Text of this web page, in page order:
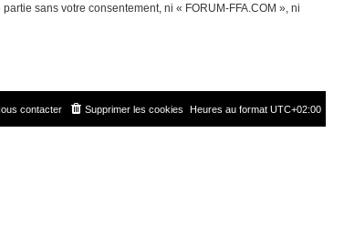
sans votre consentement, ni « FORUM-FFA.COM », ni
Heures au format UTC+02:00
Supprimer les cookies
contacter